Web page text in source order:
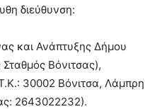
διεύθυνση:
και Ανάπτυξης Δήμου
Βόνιτσας),
30002 Βόνιτσα, Λάμπρη
2643022232).